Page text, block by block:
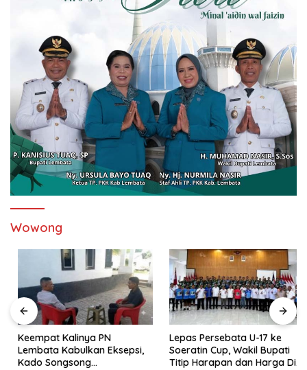
Wowong
Keempat Kalinya PN
Lembata Kabulkan Eksepsi,
Kado Songsong
Lepas Persebata U-17 ke
Soeratin Cup, Wakil Bupati
Titip Harapan dan Harga Diri